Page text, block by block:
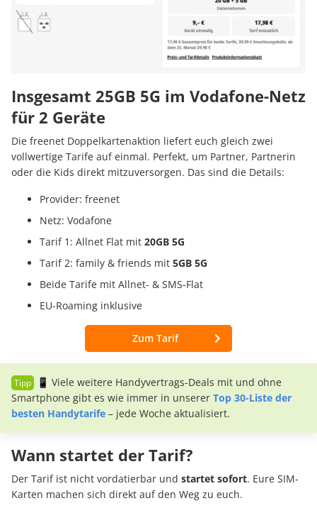
Insgesamt 25GB 5G im Vodafone-Netz
für 2 Geräte
Die freenet Doppelkartenaktion liefert euch gleich zwei
vollwertige Tarife auf einmal. Perfekt, um Partner, Partnerin
oder die Kids direkt mitzuversorgen. Das sind die Details:
Provider: freenet
Netz: Vodafone
Tarif 1: Allnet Flat mit 20GB 5G
Tarif 2: family & friends mit 5GB 5G
Beide Tarife mit Allnet- & SMS-Flat
EU-Roaming inklusive
Zum Tarif
📱 Viele weitere Handyvertrags-Deals mit und ohne
Smartphone gibt es wie immer in unserer Top 30-Liste der
besten Handytarife – jede Woche aktualisiert.
Wann startet der Tarif?
Der Tarif ist nicht vordatierbar und startet sofort. Eure SIM-
Karten machen sich direkt auf den Weg zu euch.